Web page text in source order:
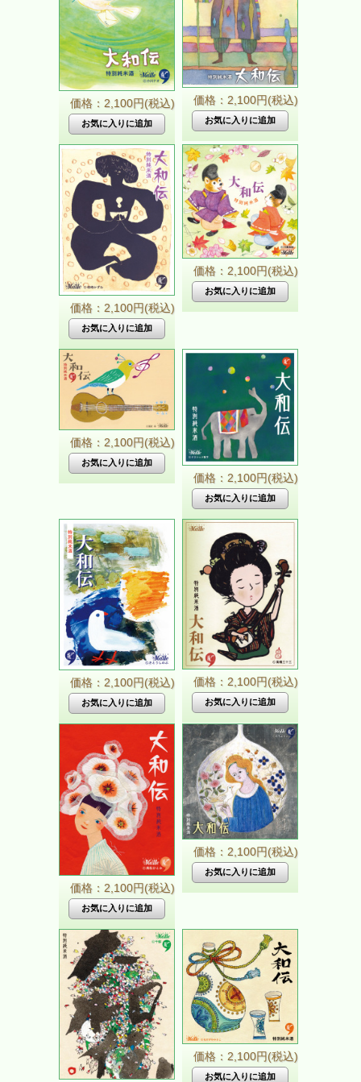
価格：2,100円(税込) 価格：2,100円(税込)
価格：2,100円(税込)
価格：2,100円(税込)
価格：2,100円(税込)
価格：2,100円(税込)
価格：2,100円(税込) 価格：2,100円(税込)
価格：2,100円(税込)
価格：2,100円(税込)
価格：2,100円(税込)